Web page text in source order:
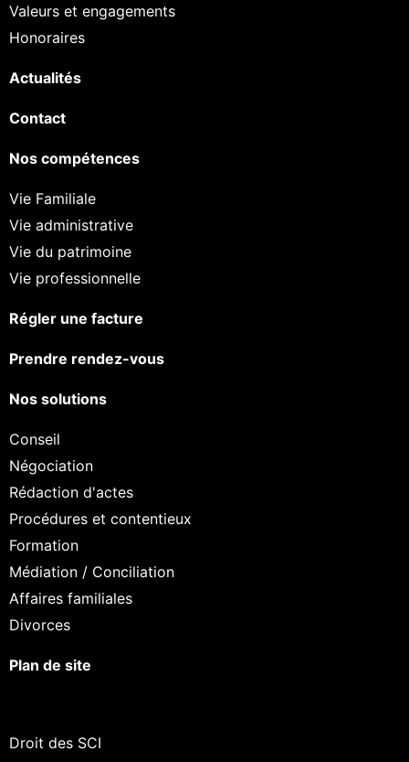
Valeurs et engagements
Honoraires
Actualités
Contact
Nos compétences
Vie Familiale
Vie administrative
Vie du patrimoine
Vie professionnelle
Régler une facture
Prendre rendez-vous
Nos solutions
Conseil
Négociation
Rédaction d'actes
Procédures et contentieux
Formation
Médiation / Conciliation
Affaires familiales
Divorces
Plan de site
Droit des SCI